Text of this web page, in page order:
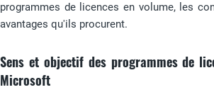
programmes de licences en volume, les
avantages qu'ils procurent.
Sens et objectif des programmes de
Microsoft